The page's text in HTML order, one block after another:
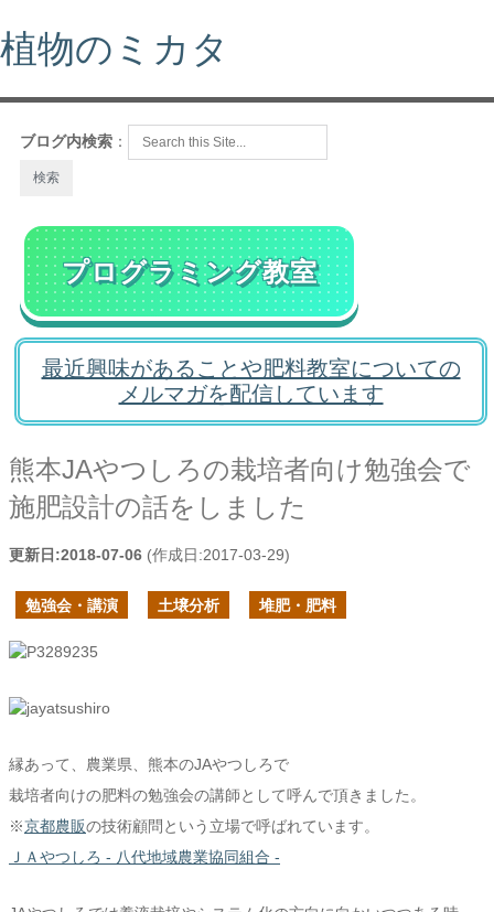
植物のミカタ
ブログ内検索 ：
プログラミング教室
最近興味があることや肥料教室についての
メルマガを配信しています
熊本JAやつしろの栽培者向け勉強会で
施肥設計の話をしました
更新日:2018-07-06 (作成日:2017-03-29)
勉強会・講演 土壌分析 堆肥・肥料
縁あって、農業県、熊本のJAやつしろで
栽培者向けの肥料の勉強会の講師として呼んで頂きました。
※京都農販の技術顧問という立場で呼ばれています。
ＪＡやつしろ - 八代地域農業協同組合 -